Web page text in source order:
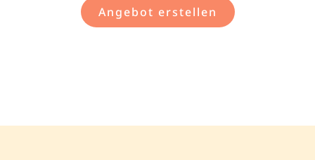
Angebot erstellen